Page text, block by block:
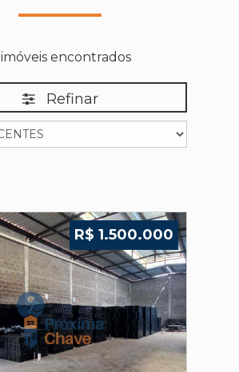
imóveis encontrados
Refinar
R$ 1.500.000